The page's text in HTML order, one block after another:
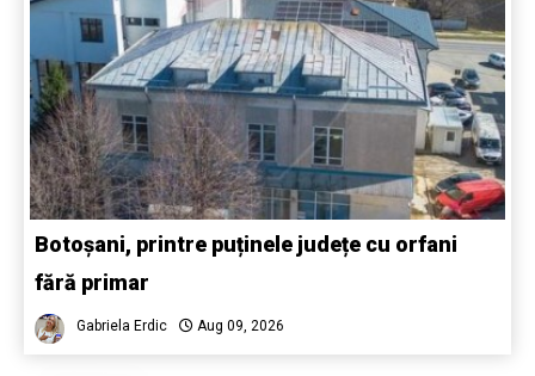
Botoșani, printre puținele județe cu orfani
fără primar
Gabriela Erdic Aug 09, 2026